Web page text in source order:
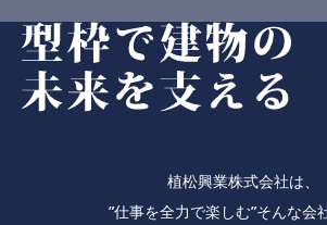
植松興業株式会社は、
”仕事を全力で楽しむ”そんな会